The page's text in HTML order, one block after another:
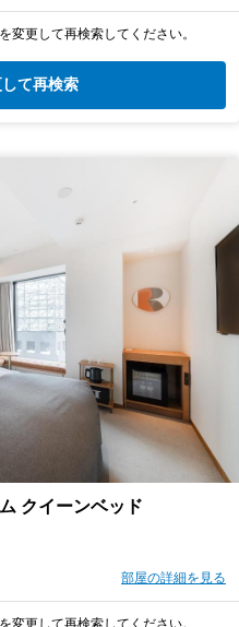
変更して再検索してください。
て再検索
クイーンベッド
部屋の詳細を見る